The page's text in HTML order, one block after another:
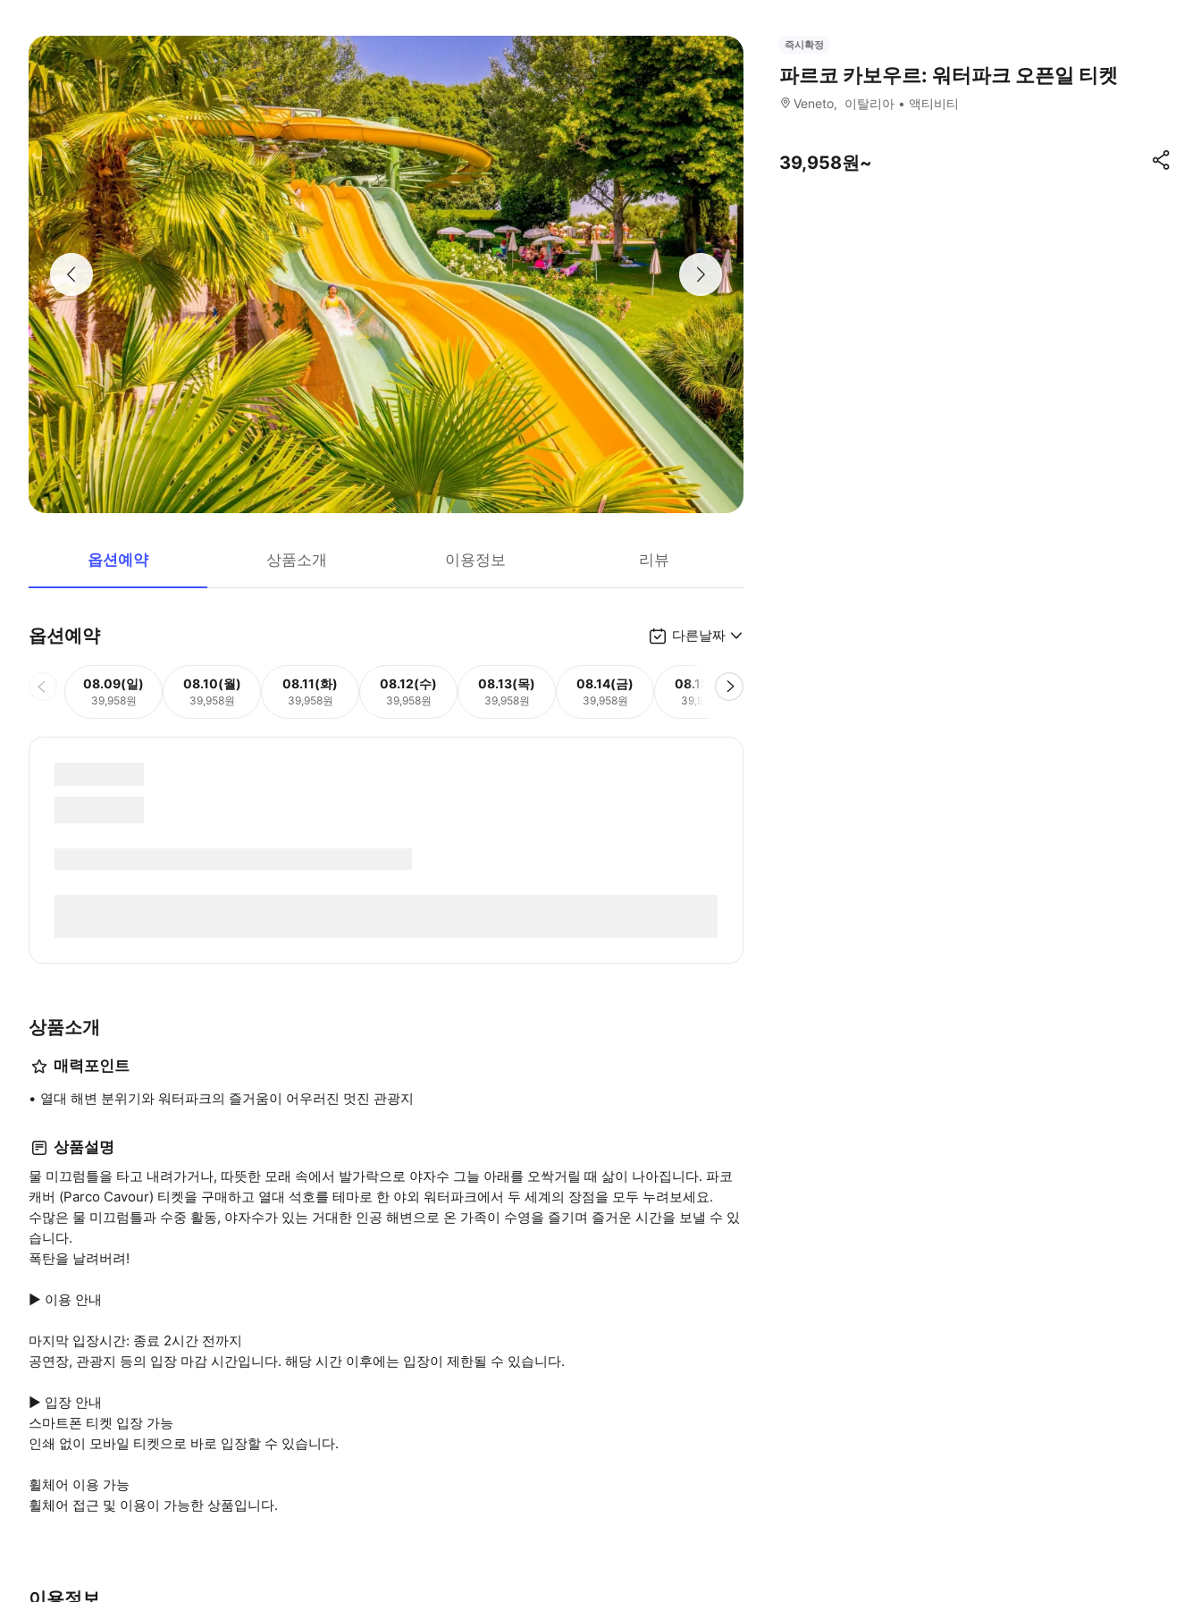
옵션예약 상품소개 이용정보 리뷰
옵션예약 다른날짜
08.09(일)
39,958원
08.10(월)
39,958원
08.11(화)
39,958원
08.12(수)
39,958원
08.13(목)
39,958원
08.14(금)
39,958원
08.15(토)
39,958원
상품소개
매력포인트
열대 해변 분위기와 워터파크의 즐거움이 어우러진 멋진 관광지
상품설명
물 미끄럼틀을 타고 내려가거나, 따뜻한 모래 속에서 발가락으로 야자수 그늘 아래를 오싹거릴 때 삶이 나아집니다. 파코
캐버 (Parco Cavour) 티켓을 구매하고 열대 석호를 테마로 한 야외 워터파크에서 두 세계의 장점을 모두 누려보세요.
수많은 물 미끄럼틀과 수중 활동, 야자수가 있는 거대한 인공 해변으로 온 가족이 수영을 즐기며 즐거운 시간을 보낼 수 있
습니다.
폭탄을 날려버려!
▶ 이용 안내
마지막 입장시간: 종료 2시간 전까지
공연장, 관광지 등의 입장 마감 시간입니다. 해당 시간 이후에는 입장이 제한될 수 있습니다.
▶ 입장 안내
스마트폰 티켓 입장 가능
인쇄 없이 모바일 티켓으로 바로 입장할 수 있습니다.
휠체어 이용 가능
휠체어 접근 및 이용이 가능한 상품입니다.
즉시확정
파르코 카보우르: 워터파크 오픈일 티켓
Veneto 이탈리아 액티비티
39,958원~